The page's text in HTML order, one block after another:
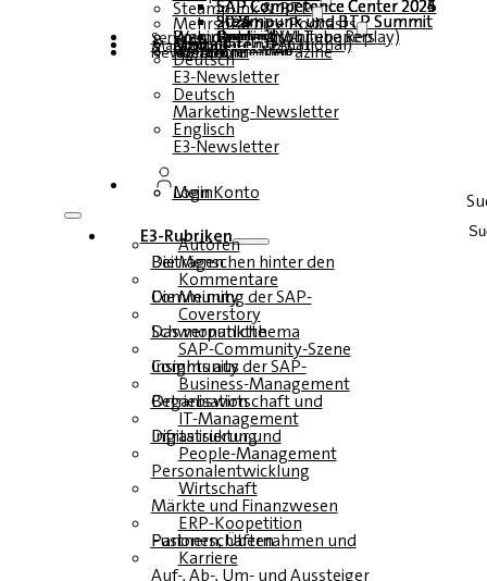
SAP Competence Center 2026
SAP Competence Center 2025
SAP Competence Center 2024
SAP Competence Center 2023
Steampunk & BTP
Steampunk und BTP Summit 2026
Steampunk und BTP Summit 2025
Steampunk und BTP Summit 2024
Mehrsprachige Podcasts
Deutsch
Englisch
Spanisch
Französisch
Roundtables (YouTube Replay)
Webinare und Whitepapers
Service
Formulare
Kontakt
Mediadaten DACH
Media Kit (International)
Magazin
hier abonnieren
für Abonnenten
kostenfreie Magazine
Newsletter
Deutsch
E3-Newsletter
Deutsch
Marketing-Newsletter
Englisch
E3-Newsletter
Login
Mein Konto
E3-Rubriken
Autoren
Die Menschen hinter den Beiträgen
Kommentare
Die Meinung der SAP-Community
Coverstory
Das monatliche Schwerpunktthema
SAP-Community-Szene
Insights aus der SAP-Community
Business-Management
Betriebswirtschaft und Organisation
IT-Management
Infrastruktur und Digitalisierung
People-Management
Personalentwicklung
Wirtschaft
Märkte und Finanzwesen
ERP-Koopetition
Fusionen, Übernahmen und Partnerschaften
Karriere
Auf-, Ab-, Um- und Aussteiger